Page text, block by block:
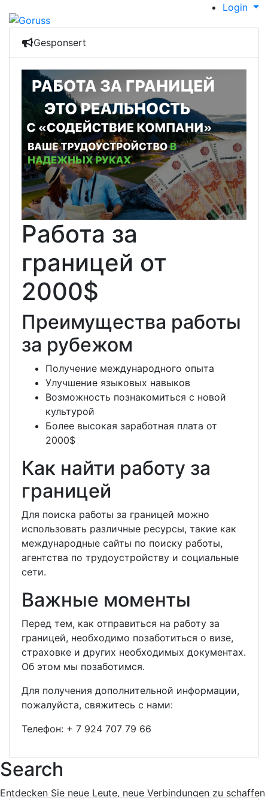
Login
Gesponsert
Работа за
границей от
2000$
Преимущества работы
за рубежом
Получение международного опыта
Улучшение языковых навыков
Возможность познакомиться с новой
культурой
Более высокая заработная плата от
2000$
Как найти работу за
границей
Для поиска работы за границей можно
использовать различные ресурсы, такие как
международные сайты по поиску работы,
агентства по трудоустройству и социальные
сети.
Важные моменты
Перед тем, как отправиться на работу за
границей, необходимо позаботиться о визе,
страховке и других необходимых документах.
Об этом мы позаботимся.
Для получения дополнительной информации,
пожалуйста, свяжитесь с нами:
Телефон: + 7 924 707 79 66
Search
Entdecken Sie neue Leute, neue Verbindungen zu schaffen